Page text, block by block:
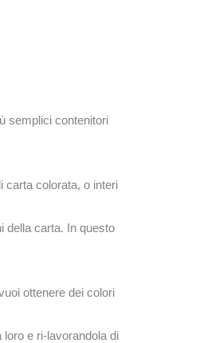
semplici contenitori
carta colorata, o interi
della carta. In questo
ottenere dei colori
loro e ri-lavorandola di